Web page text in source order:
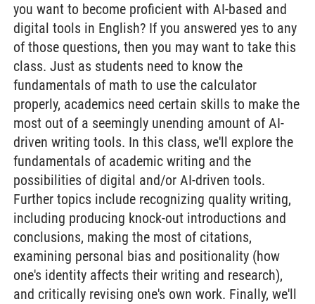
you want to become proficient with AI-based and
digital tools in English? If you answered yes to any
of those questions, then you may want to take this
class. Just as students need to know the
fundamentals of math to use the calculator
properly, academics need certain skills to make the
most out of a seemingly unending amount of AI-
driven writing tools. In this class, we'll explore the
fundamentals of academic writing and the
possibilities of digital and/or AI-driven tools.
Further topics include recognizing quality writing,
including producing knock-out introductions and
conclusions, making the most of citations,
examining personal bias and positionality (how
one's identity affects their writing and research),
and critically revising one's own work. Finally, we'll